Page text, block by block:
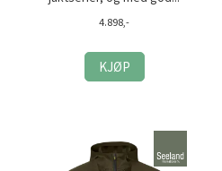
4.898,-
KJØP